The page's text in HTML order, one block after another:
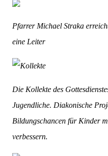
Pfarrer Michael Straka
eine Leiter
Die Kollekte des
Jugendliche. Diakonische
Bildungschancen für Kinder
verbessern.